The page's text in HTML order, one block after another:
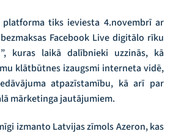
tiks ieviesta 4.novembrī ar
Facebook Live digitālo rīku
kuras laikā dalībnieki uzzinās, kā
klātbūtnes izaugsmi interneta vidē,
atpazīstamību, kā arī par
mārketinga jautājumiem.
izmanto Latvijas zīmols Azeron, kas